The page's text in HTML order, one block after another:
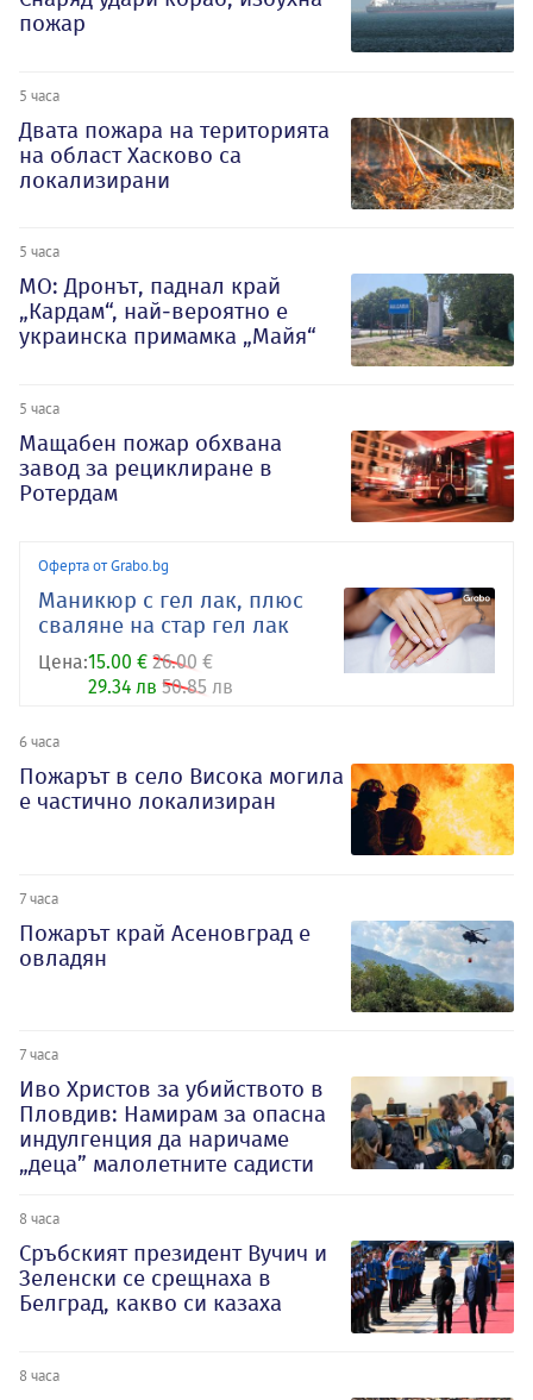
пожар
5 часа
Двата пожара на територията
на област Хасково са
локализирани
5 часа
МО: Дронът, паднал край
„Кардам“, най-вероятно е
украинска примамка „Майя“
5 часа
Мащабен пожар обхвана
завод за рециклиране в
Ротердам
Оферта от Grabo.bg
Маникюр с гел лак, плюс
сваляне на стар гел лак
Цена:15.00 € 26.00 €
29.34 лв 50.85 лв
6 часа
Пожарът в село Висока могила
е частично локализиран
7 часа
Пожарът край Асеновград е
овладян
7 часа
Иво Христов за убийството в
Пловдив: Намирам за опасна
индулгенция да наричаме
„деца” малолетните садисти
8 часа
Сръбският президент Вучич и
Зеленски се срещнаха в
Белград, какво си казаха
8 часа